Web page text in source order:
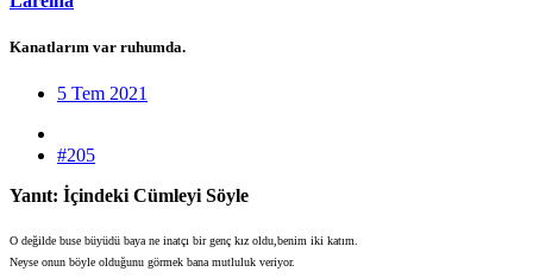
Kanatlarım var ruhumda.
5 Tem 2021
#205
Yanıt: İçindeki Cümleyi Söyle
O değilde buse büyüdü baya ne inatçı bir genç kız oldu,benim iki katım.
Neyse onun böyle olduğunu görmek bana mutluluk veriyor.